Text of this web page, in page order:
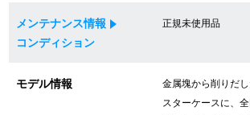
修理・メンテンナンスについて
オーバーホールについて
メンテナンス情報
コンディション
正規未使用品
モデル情報
金属塊から削りだ
スターケースに、